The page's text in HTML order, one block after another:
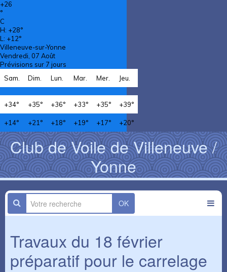
+26
°
C
H: +28°
L: +12°
Villeneuve-sur-Yonne
Vendredi, 07 Août
Prévisions sur 7 jours
Sam.
Dim. Lun. Mar. Mer. Jeu.
+34° +35° +36° +33° +35° +39°
+14° +21° +18° +19° +17° +20°
Club de Voile de Villeneuve /
Yonne
OK
Travaux du 18 février
préparatif pour le carrelage